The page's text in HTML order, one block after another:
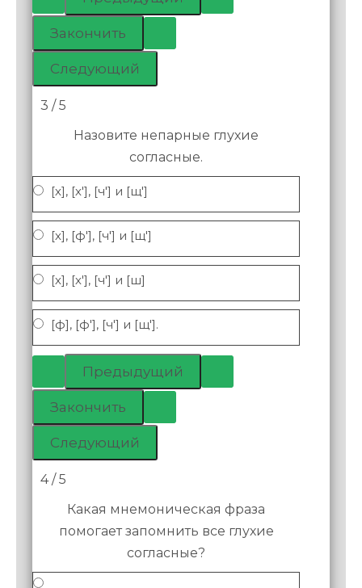
3 / 5
Назовите непарные глухие
согласные.
[х], [х'], [ч'] и [щ']
[х], [ф'], [ч'] и [щ']
[х], [х'], [ч'] и [ш]
[ф], [ф'], [ч'] и [щ'].
4 / 5
Какая мнемоническая фраза
помогает запомнить все глухие
согласные?